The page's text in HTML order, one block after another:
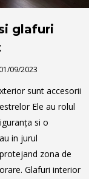
glafuri
01/09/2023
sunt accesorii
Ele au rolul
si o
in jurul
zona de
Glafuri interior